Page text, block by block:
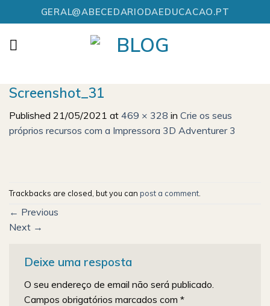
to
content
GERAL@ABECEDARIODAEDUCACAO.PT
Screenshot_31
Published 21/05/2021 at 469 × 328 in Crie os seus
próprios recursos com a Impressora 3D Adventurer 3
Trackbacks are closed, but you can post a comment
← Previous
Next →
Deixe uma resposta
O seu endereço de email não será publicado.
Campos obrigatórios marcados com *